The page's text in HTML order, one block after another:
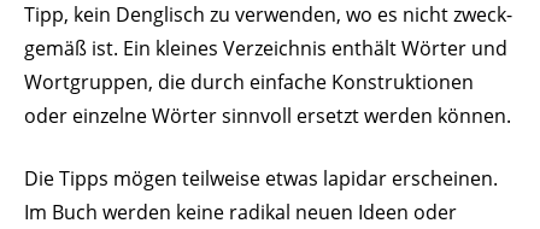
Tipp, kein Deng­lisch zu verwenden, wo es nicht zweck­
gemäß ist. Ein kleines Verzeichnis enthält Wörter und
Wort­gruppen, die durch einfache Konstruk­tionen
oder einzelne Wörter sinnvoll ersetzt werden können.
Die Tipps mögen teil­weise etwas lapidar erscheinen.
Im Buch werden keine radikal neuen Ideen oder